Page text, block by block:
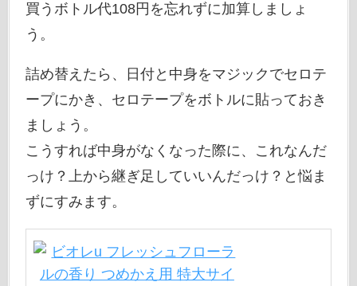
買うボトル代108円を忘れずに加算しましょ
う。
詰め替えたら、日付と中身をマジックでセロテ
ープにかき、セロテープをボトルに貼っておき
ましょう。
こうすれば中身がなくなった際に、これなんだ
っけ？上から継ぎ足していいんだっけ？と悩ま
ずにすみます。